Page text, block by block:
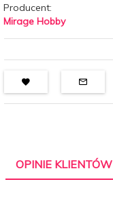
Producent:
Mirage Hobby
OPINIE KLIENTÓW